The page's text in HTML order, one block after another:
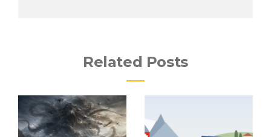
Related Posts